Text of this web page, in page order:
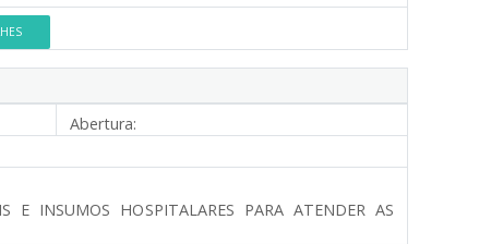
Abertura:
E INSUMOS HOSPITALARES PARA ATENDER AS